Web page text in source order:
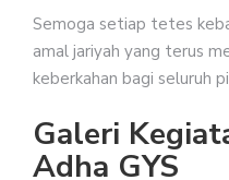
Semoga setiap tetes
amal jariyah yang terus
keberkahan bagi seluruh
Galeri
Adha GYS